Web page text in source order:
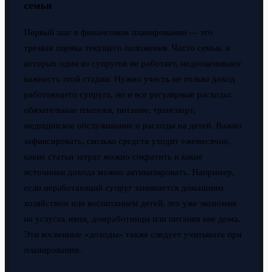
семьи
Первый шаг в финансовом планировании — это
трезвая оценка текущего положения. Часто семьи, в
которых один из супругов не работает, недооценивают
важность этой стадии. Нужно учесть не только доход
работающего супруга, но и все регулярные расходы:
обязательные платежи, питание, транспорт,
медицинское обслуживание и расходы на детей. Важно
зафиксировать, сколько средств уходит ежемесячно,
какие статьи затрат можно сократить и какие
источники дохода можно активизировать. Например,
если неработающий супруг занимается домашним
хозяйством или воспитанием детей, это уже экономия
на услугах няни, домработницы или питания вне дома.
Эти косвенные «доходы» также следует учитывать при
планировании.